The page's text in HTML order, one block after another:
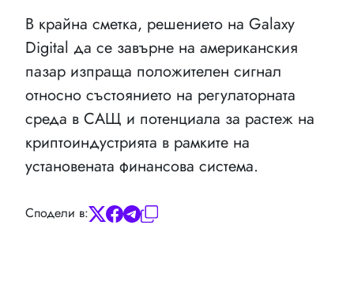
В крайна сметка, решението на Galaxy
Digital да се завърне на американския
пазар изпраща положителен сигнал
относно състоянието на регулаторната
среда в САЩ и потенциала за растеж на
криптоиндустрията в рамките на
установената финансова система.
Сподели в: